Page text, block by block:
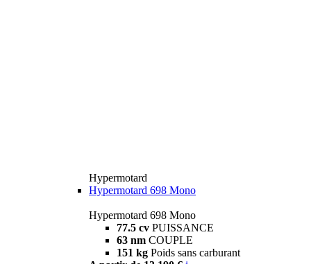
Hypermotard
Hypermotard 698 Mono
Hypermotard 698 Mono
77.5 cv PUISSANCE
63 nm COUPLE
151 kg Poids sans carburant